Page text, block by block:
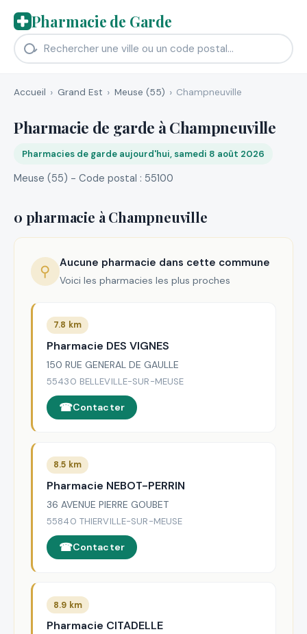
Pharmacie de Garde
Accueil Grand Est Meuse (55) Champneuville
Pharmacie de garde à Champneuville
Pharmacies de garde aujourd'hui, samedi 8 août 2026
Meuse (55) - Code postal : 55100
0 pharmacie à Champneuville
⚲ Aucune pharmacie dans cette commune
Voici les pharmacies les plus proches
7.8 km
Pharmacie DES VIGNES
150 RUE GENERAL DE GAULLE
55430 BELLEVILLE-SUR-MEUSE
Contacter
8.5 km
Pharmacie NEBOT-PERRIN
36 AVENUE PIERRE GOUBET
55840 THIERVILLE-SUR-MEUSE
Contacter
8.9 km
Pharmacie CITADELLE